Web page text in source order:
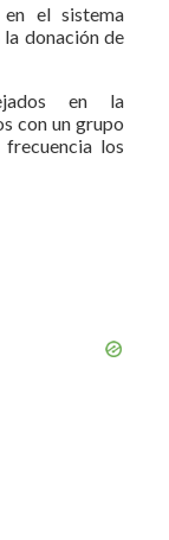
el sistema
donación de
en la
con un grupo
los